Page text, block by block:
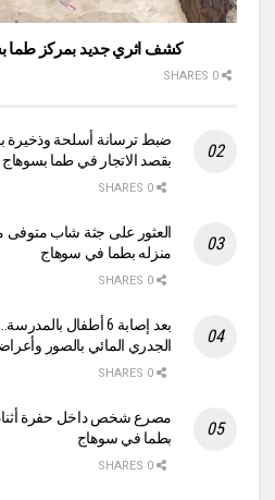
كشف اثري جديد بمركز طما
ضبط ترسانة أسلحة وذخيرة
بقصد الاتجار في طما بسوهاج
العثور على جثة شاب متوفى
منزله بطما في سوهاج
بعد إصابة 6 أطفال
الجدري المائي بالصور
مصرع شخص داخل حفرة أثناء
بطما في سوهاج